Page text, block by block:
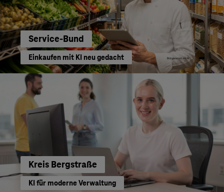
Service-Bund
Einkaufen mit KI neu gedacht
Kreis Bergstraße
KI für moderne Verwaltung